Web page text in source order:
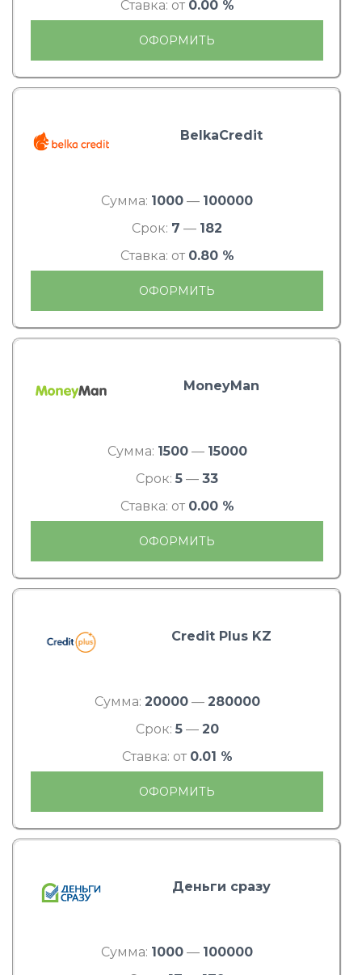
Ставка: от 0.00 %
ОФОРМИТЬ
BelkaCredit
Сумма: 1000 — 100000
Срок: 7 — 182
Ставка: от 0.80 %
ОФОРМИТЬ
MoneyMan
Сумма: 1500— 15000
Срок: 5 — 33
Ставка: от 0.00 %
ОФОРМИТЬ
Credit Plus KZ
Сумма: 20000— 280000
Срок: 5— 20
Ставка: от 0.01 %
ОФОРМИТЬ
Деньги сразу
Сумма: 1000 — 100000